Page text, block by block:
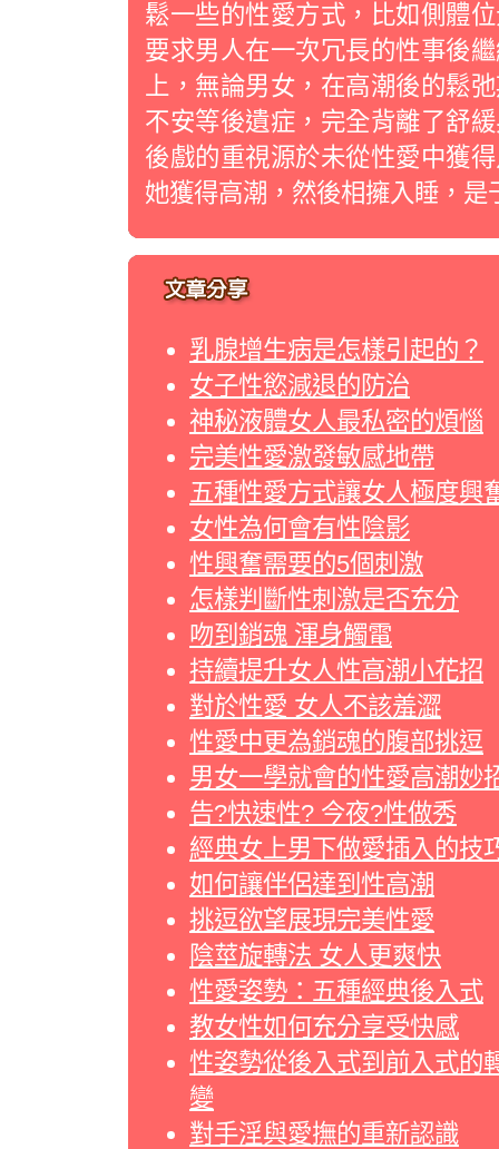
鬆一些的性愛方式，比如側
要求男人在一次冗長的性事後
上，無論男女，在高潮後的鬆
不安等後遺症，完全背離了舒
後戲的重視源於未從性愛中獲
她獲得高潮，然後相擁入睡，
乳腺增生病是怎樣引起的？
女子性慾減退的防治
神秘液體女人最私密的煩惱
完美性愛激發敏感地帶
五種性愛方式讓女人極度興
女性為何會有性陰影
性興奮需要的5個刺激
怎樣判斷性刺激是否充分
吻到銷魂 渾身觸電
持續提升女人性高潮小花招
對於性愛 女人不該羞澀
性愛中更為銷魂的腹部挑逗
男女一學就會的性愛高潮妙
告?快速性? 今夜?性做秀
經典女上男下做愛插入的技
如何讓伴侶達到性高潮
挑逗欲望展現完美性愛
陰莖旋轉法 女人更爽快
性愛姿勢：五種經典後入式
教女性如何充分享受快感
性姿勢從後入式到前入式的
變
對手淫與愛撫的重新認識